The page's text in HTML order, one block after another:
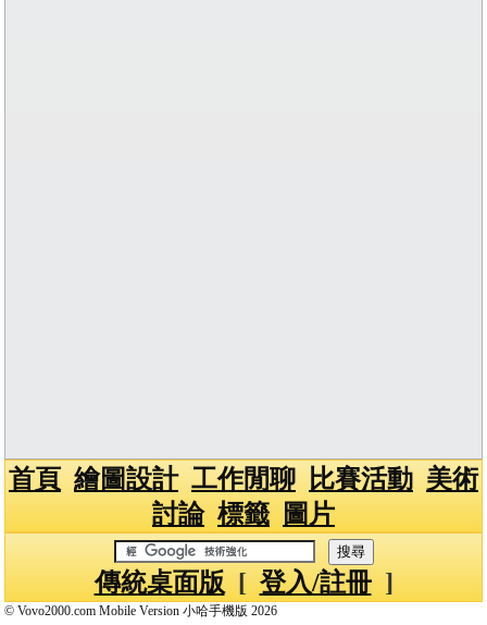
首頁 繪圖設計 工作閒聊 比賽活動 美術
討論 標籤 圖片
傳統桌面版[ 登入/註冊]
© Vovo2000.com Mobile Version 小哈手機版 2026